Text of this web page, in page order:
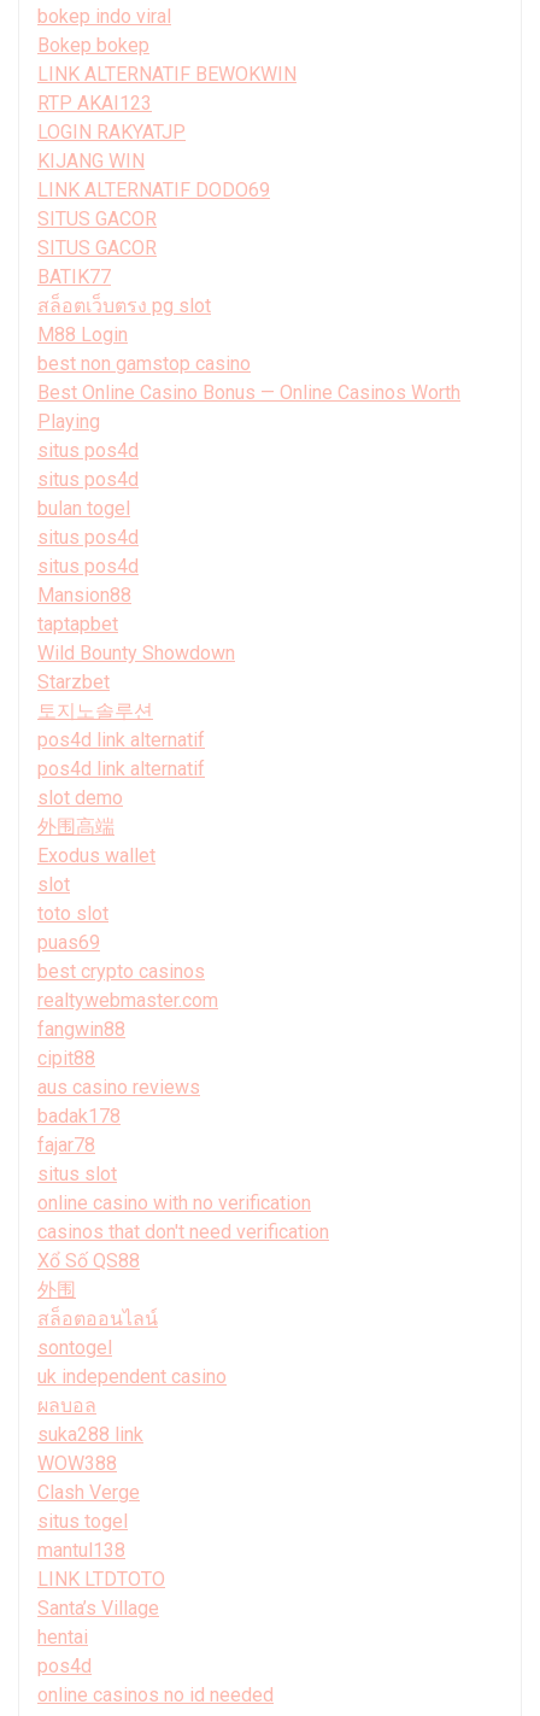
bokep indo viral
Bokep bokep
LINK ALTERNATIF BEWOKWIN
RTP AKAI123
LOGIN RAKYATJP
KIJANG WIN
LINK ALTERNATIF DODO69
SITUS GACOR
SITUS GACOR
BATIK77
สล็อตเว็บตรง pg slot
M88 Login
best non gamstop casino
Best Online Casino Bonus — Online Casinos Worth
Playing
situs pos4d
situs pos4d
bulan togel
situs pos4d
situs pos4d
Mansion88
taptapbet
Wild Bounty Showdown
Starzbet
토지노솔루션
pos4d link alternatif
pos4d link alternatif
slot demo
外围高端
Exodus wallet
slot
toto slot
puas69
best crypto casinos
realtywebmaster.com
fangwin88
cipit88
aus casino reviews
badak178
fajar78
situs slot
online casino with no verification
casinos that don't need verification
Xổ Số QS88
外围
สล็อตออนไลน์
sontogel
uk independent casino
ผลบอล
suka288 link
WOW388
Clash Verge
situs togel
mantul138
LINK LTDTOTO
Santa’s Village
hentai
pos4d
online casinos no id needed